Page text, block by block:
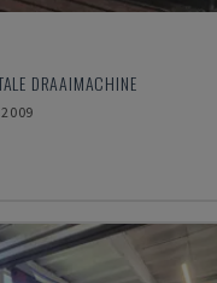
DRAAIMACHINE
2009